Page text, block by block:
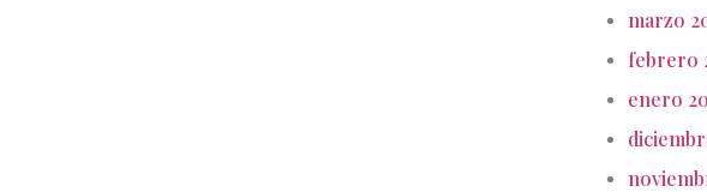
marzo
febrero
enero